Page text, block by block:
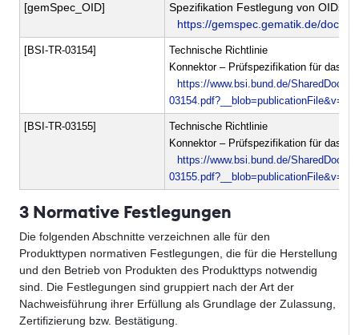
[gemSpec_OID]
Spezifikation Festlegung von OIDs
https://gemspec.gematik.de/docs/
[BSI-TR-03154]
Technische Richtlinie
Konnektor – Prüfspezifikation für das
https://www.bsi.bund.de/SharedDocs/
03154.pdf?__blob=publicationFile&v=1
[BSI-TR-03155]
Technische Richtlinie
Konnektor – Prüfspezifikation für das
https://www.bsi.bund.de/SharedDocs/
03155.pdf?__blob=publicationFile&v=1
3 Normative Festlegungen
Die folgenden Abschnitte verzeichnen alle für den
Produkttypen normativen Festlegungen, die für die Herstellung
und den Betrieb von Produkten des Produkttyps notwendig
sind. Die Festlegungen sind gruppiert nach der Art der
Nachweisführung ihrer Erfüllung als Grundlage der Zulassung,
Zertifizierung bzw. Bestätigung.